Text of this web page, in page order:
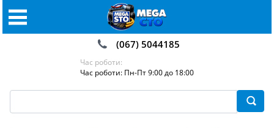
(067) 5044185
Час роботи:
Час роботи: Пн-Пт 9:00 до 18:00